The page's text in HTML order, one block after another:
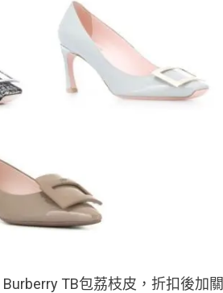
Burberry TB包荔枝皮，折扣後加關